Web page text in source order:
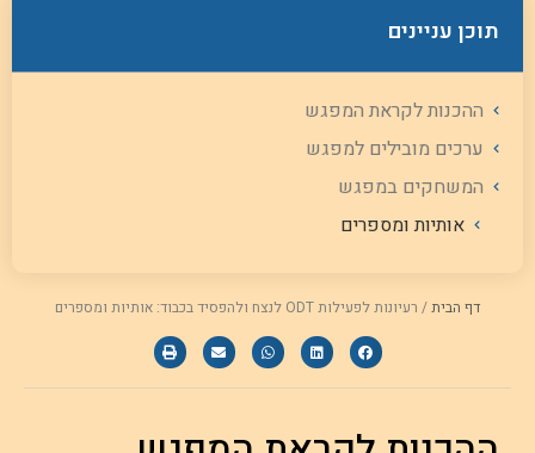
תוכן עניינים
ההכנות לקראת המפגש
ערכים מובילים למפגש
המשחקים במפגש
אותיות ומספרים
דף הבית/ רעיונות לפעילות ODT לנצח ולהפסיד בכבוד: אותיות ומספרים